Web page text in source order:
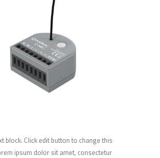
block. Click edit button to change this
ipsum dolor sit amet, consectetur